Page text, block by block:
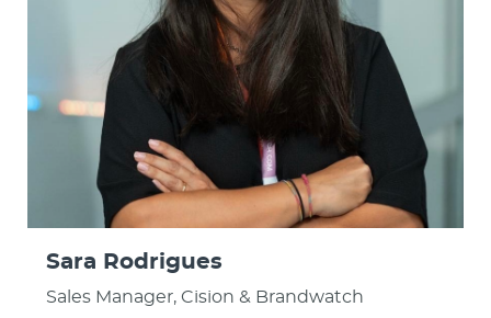
Sara Rodrigues
Sales Manager, Cision & Brandwatch